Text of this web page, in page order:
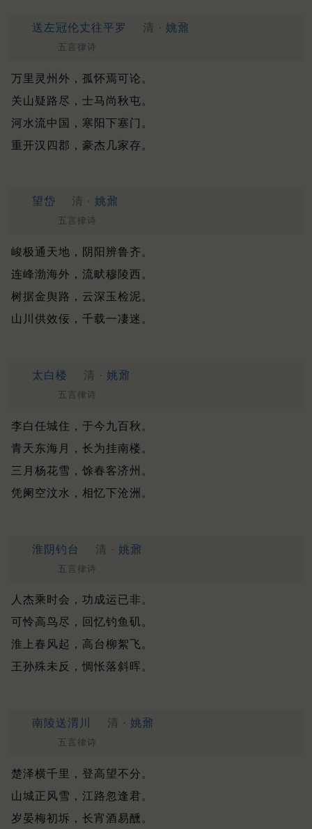
送左冠伦丈往平罗 清 · 姚鼐
五言律诗
万里灵州外，孤怀焉可论。
关山疑路尽，士马尚秋屯。
河水流中国，寒阳下塞门。
重开汉四郡，豪杰几家存。
望岱 清 · 姚鼐
五言律诗
峻极通天地，阴阳辨鲁齐。
连峰渤海外，流畎穆陵西。
树据金舆路，云深玉检泥。
山川供效佞，千载一凄迷。
太白楼 清 · 姚鼐
五言律诗
李白任城住，于今九百秋。
青天东海月，长为挂南楼。
三月杨花雪，馀春客济州。
凭阑空汶水，相忆下沧洲。
淮阴钓台 清 · 姚鼐
五言律诗
人杰乘时会，功成运已非。
可怜高鸟尽，回忆钓鱼矶。
淮上春风起，高台柳絮飞。
王孙殊未反，惆怅落斜晖。
南陵送渭川 清 · 姚鼐
五言律诗
楚泽横千里，登高望不分。
山城正风雪，江路忽逢君。
岁晏梅初坼，长宵酒易醺。